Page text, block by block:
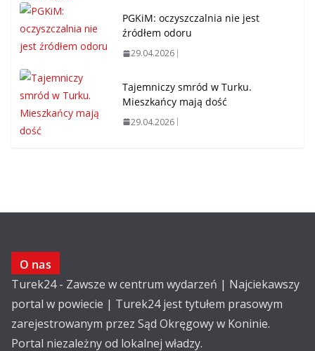
PGKiM: oczyszczalnia nie jest
źródłem odoru
29.04.2026
Tajemniczy smród w Turku.
Mieszkańcy mają dość
29.04.2026
O nas
Turek24 - Zawsze w centrum wydarzeń | Najciekawszy
portal w powiecie | Turek24 jest tytułem prasowym
zarejestrowanym przez Sąd Okręgowy w Koninie.
Portal niezależny od lokalnej władzy.